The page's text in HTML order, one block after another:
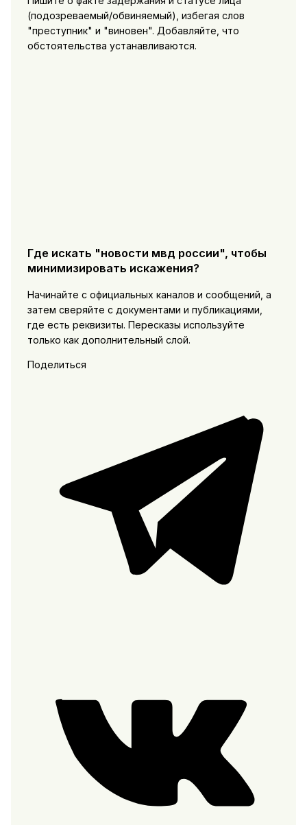
(подозреваемый/обвиняемый), избегая слов
"преступник" и "виновен". Добавляйте, что
обстоятельства устанавливаются.
Где искать "новости мвд россии", чтобы
минимизировать искажения?
Начинайте с официальных каналов и сообщений, а
затем сверяйте с документами и публикациями,
где есть реквизиты. Пересказы используйте
только как дополнительный слой.
Поделиться